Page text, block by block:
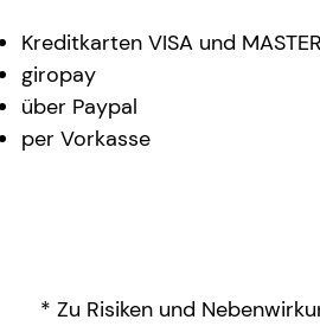
Kreditkarten VISA und MASTER
giropay
über Paypal
per Vorkasse
* Zu Risiken und